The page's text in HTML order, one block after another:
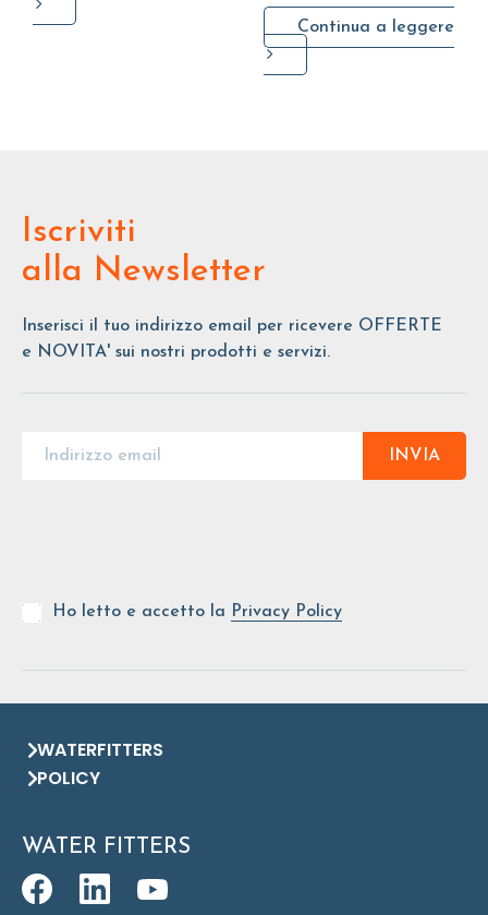
Continua a leggere
Iscriviti
alla Newsletter
Inserisci il tuo indirizzo email per ricevere OFFERTE
e NOVITA' sui nostri prodotti e servizi.
INVIA
Ho letto e accetto la Privacy Policy
WATERFITTERS
POLICY
WATER FITTERS